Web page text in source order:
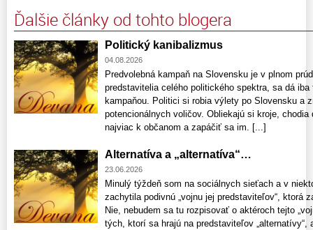
Ďalšie články od tohto blogera
Politický kanibalizmus
04.08.2026
Predvolebná kampaň na Slovensku je v plnom
predstavitelia celého politického spektra, sa dá
kampaňou. Politici si robia výlety po Slovensku a
potencionálnych voličov. Obliekajú si kroje,
najviac k občanom a zapáčiť sa im. [...]
Alternatíva a „alternatíva“…
23.06.2026
Minulý týždeň som na sociálnych sieťach a v
zachytila podivnú „vojnu jej predstaviteľov“, ktorá
Nie, nebudem sa tu rozpisovať o aktéroch tejto
tých, ktorí sa hrajú na predstaviteľov „alternatívy“,